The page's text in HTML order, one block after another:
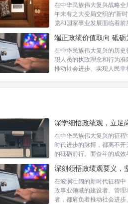
在中华民族伟大复兴战略全
年未有之大变局交织的“新
党和国家事业发展面临着前
在中华民族伟大复兴的历史
职人员的执政理念和行为准
推动社会进步、实现人民幸
在中华民族伟大复兴的征程
时代进步的脉搏，都离不开
的砥砺前行。而奋斗的成效
在波澜壮阔的新时代征程中
政事业领域的建设者、管理
者，都肩负着推动社会进步